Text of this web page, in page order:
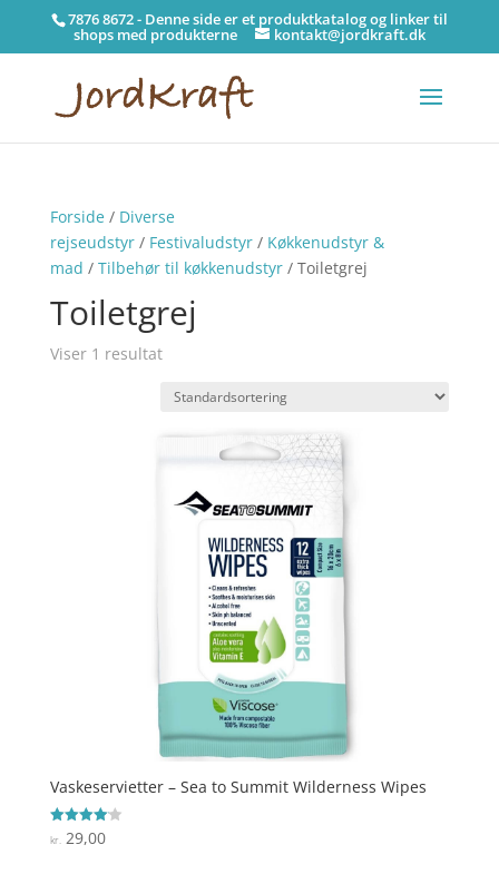
7876 8672 - Denne side er et produktkatalog og linker til
shops med produkterne kontakt@jordkraft.dk
Forside/ Diverse
rejseudstyr/ Festivaludstyr/ Køkkenudstyr &
mad / Tilbehør til køkkenudstyr/ Toiletgrej
Toiletgrej
Viser 1 resultat
Vaskeservietter – Sea to Summit Wilderness Wipes
Vurderet
4.1
kr. 29,00